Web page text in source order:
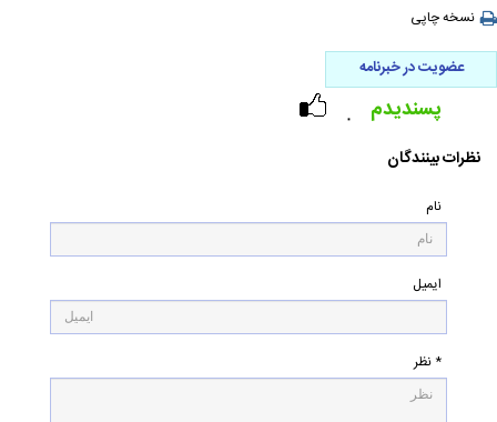
نسخه چاپی
عضویت در خبرنامه
۰ پسندیدم
نظرات بینندگان
نام
ایمیل
* نظر